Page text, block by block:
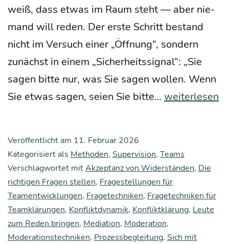
weiß, dass etwas im Raum steht — aber nie­
mand will reden. Der ers­te Schritt bestand
nicht im Ver­such einer „Öff­nung“, son­dern
zunächst in einem „Sicher­heits­si­gnal“: „Sie
sagen bit­te nur, was Sie sagen wol­len. Wenn
Sie etwas sagen, sei­en Sie bit­te… Wie
te
zum
Reden
bekommt,
wenn
das
weiterlesen
Veröffentlicht am 11. Februar 2026
Kategorisiert als Methoden, Supervision, Teams
Verschlagwortet mitAkzeptanz von Widerständen, Die
richtigen Fragen stellen, Fragestellungen für
Teamentwicklungen, Fragetechniken, Fragetechniken für
Teamklärungen, Konfliktdynamik, Konfliktklärung, Leute
zum Reden bringen, Mediation, Moderation,
Moderationstechniken, Prozessbegleitung, Sich mit